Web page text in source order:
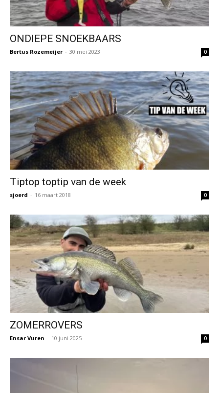
ONDIEPE SNOEKBAARS
Bertus Rozemeijer - 30 mei 2023 0
Tiptop toptip van de week
sjoerd - 16 maart 2018 0
ZOMERROVERS
Ensar Vuren - 10 juni 2025 0